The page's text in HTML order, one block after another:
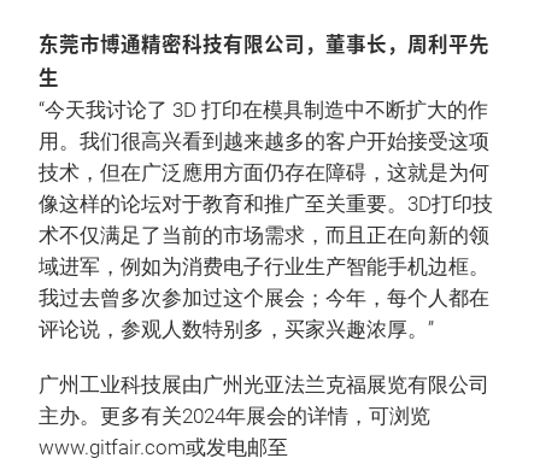
东莞市博通精密科技有限公司，董事长，周利平先
生
“今天我讨论了 3D 打印在模具制造中不断扩大的作
用。我们很高兴看到越来越多的客户开始接受这项
技术，但在广泛應用方面仍存在障碍，这就是为何
像这样的论坛对于教育和推广至关重要。3D打印技
术不仅满足了当前的市场需求，而且正在向新的领
域进军，例如为消费电子行业生产智能手机边框。
我过去曾多次参加过这个展会；今年，每个人都在
评论说，参观人数特别多，买家兴趣浓厚。”
广州工业科技展由广州光亚法兰克福展览有限公司
主办。更多有关2024年展会的详情，可浏览
www.gitfair.com或发电邮至